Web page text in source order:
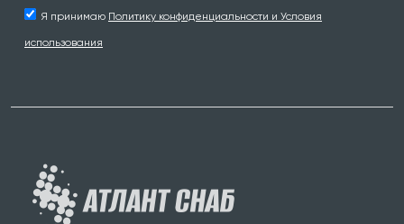
Я принимаю Политику конфиденциальности и Условия
использования